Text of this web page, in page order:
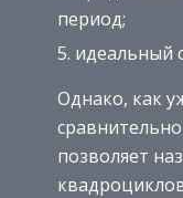
период;
идеальный
Однако, как
позволяет